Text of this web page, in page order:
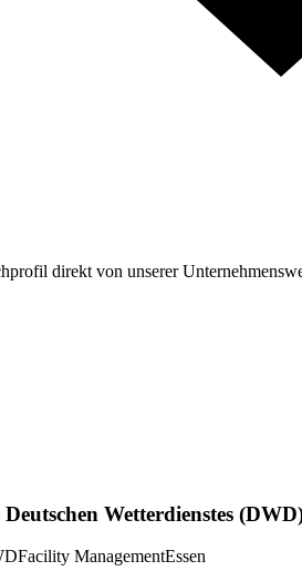
direkt von unserer
Wetterdienstes
Facility ManagementEssen